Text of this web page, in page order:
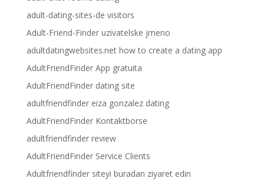
adult-dating-sites-de visitors
Adult-Friend-Finder uzivatelske jmeno
adultdatingwebsites.net how to create a dating app
AdultFriendFinder App gratuita
AdultFriendFinder dating site
adultfriendfinder eiza gonzalez dating
AdultFriendFinder Kontaktborse
adultfriendfinder review
AdultFriendFinder Service Clients
Adultfriendfinder siteyi buradan ziyaret edin